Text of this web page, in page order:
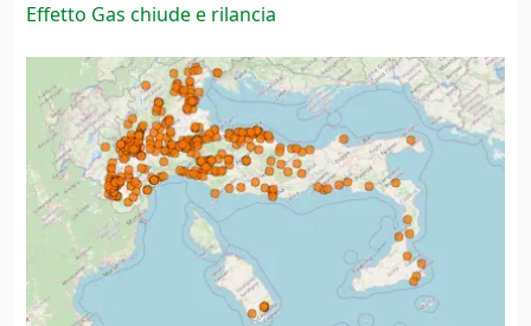
Effetto Gas chiude e rilancia